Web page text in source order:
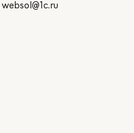
websol@1c.ru